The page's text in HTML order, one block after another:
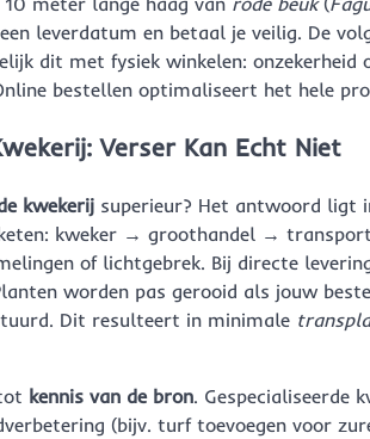
leverdatum en betaal je veilig. De
dit met fysiek winkelen: onzekerheid
bestellen optimaliseert het hele
Verser Kan Echt Niet
kwekerij superieur? Het antwoord ligt
kweker → groothandel →
of lichtgebrek. Bij directe
worden pas gerooid als jouw
Dit resulteert in minimale
kennis van de bron. Gespecialiseerde
(bijv. turf toevoegen voor